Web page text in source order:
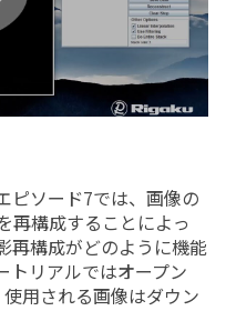
ピソード7では、画像の
再構成することによっ
再構成がどのように機能
トリアルではオープン
用される画像はダウン